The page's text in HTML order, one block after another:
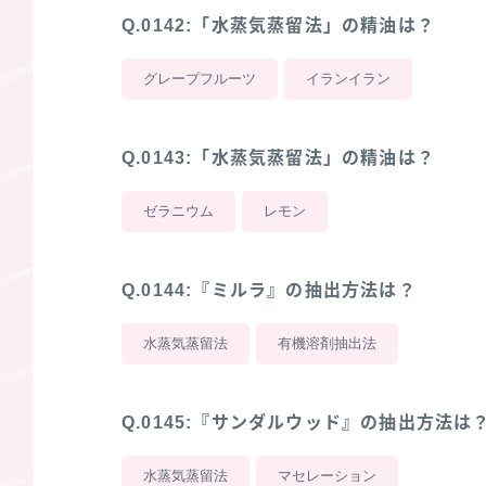
Q.0142:「水蒸気蒸留法」の精油は？
グレープフルーツ イランイラン
Q.0143:「水蒸気蒸留法」の精油は？
ゼラニウム レモン
Q.0144:『ミルラ』の抽出方法は？
水蒸気蒸留法 有機溶剤抽出法
Q.0145:『サンダルウッド』の抽出方法は？
水蒸気蒸留法 マセレーション